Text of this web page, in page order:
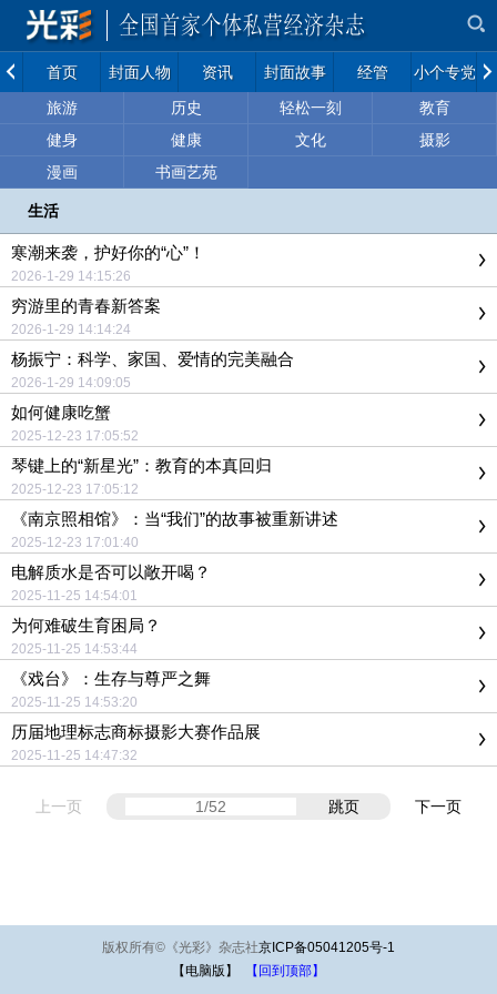
首页 封面人物 资讯 封面故事 经管
小个专党建
旅游
历史 轻松一刻
教育
健身
健康 文化
摄影
漫画
书画艺苑
生活
寒潮来袭，护好你的“心”！
2026-1-29 14:15:26
穷游里的青春新答案
2026-1-29 14:14:24
杨振宁：科学、家国、爱情的完美融合
2026-1-29 14:09:05
如何健康吃蟹
2025-12-23 17:05:52
琴键上的“新星光”：教育的本真回归
2025-12-23 17:05:12
《南京照相馆》：当“我们”的故事被重新讲述
2025-12-23 17:01:40
电解质水是否可以敞开喝？
2025-11-25 14:54:01
为何难破生育困局？
2025-11-25 14:53:44
《戏台》：生存与尊严之舞
2025-11-25 14:53:20
历届地理标志商标摄影大赛作品展
2025-11-25 14:47:32
上一页 跳页 下一页
版权所有© 《光彩》杂志社京ICP备05041205号-1
【电脑版】
【回到顶部】